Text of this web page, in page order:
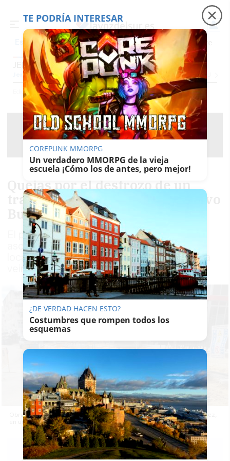
Es noticia Precio luz Padre Coraje Fábrica de botellas
JEREZ
JerezProvincia CádizCádizSevillaMálagaHuelvaGranadaCórdoba
Ediciones Jerez
Quejas por el destrozo de un
tramo de carril-bici por el nuevo
Burger King en Jerez
El proyecto de obras, en su recta final,
asciende a unos 800.000 euros y el nuevo
local, el quinto en la ciudad, prevé crear una
veintena de empleos directos
Obras en el exterior del nuevo Burger King de Puerta del Sur, en Jerez,
en una imagen reciente.
PACO SÁNCHEZ
TE PODRÍA INTERESAR
COREPUNK MMORPG
Un verdadero MMORPG de la vieja
escuela ¡Cómo los de antes, pero mejor!
¿DE VERDAD HACEN ESTO?
Costumbres que rompen todos los
esquemas